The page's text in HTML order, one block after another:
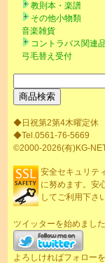
教則本・楽譜
その他小物類
音楽雑貨
コントラバス関連
弓毛替え受付
◆日祝第2第4木曜定休
◆Tel.0561-76-5669
©2000-2026(有)KG-
安全セキュリテ
に努めます。安
してご利用下さ
ツイッターを始めました
よろしければフォローを